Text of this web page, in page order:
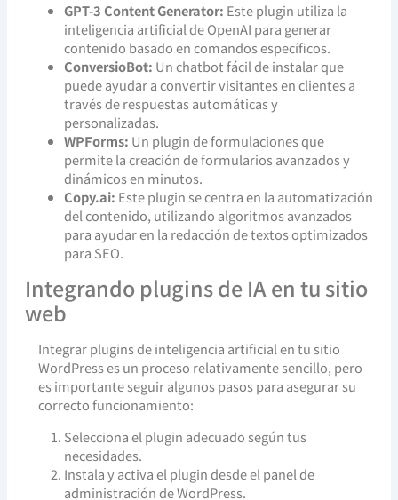
GPT-3 Content Generator: Este plugin utiliza la
inteligencia artificial de OpenAI para generar
contenido basado en comandos específicos.
ConversioBot: Un chatbot fácil de instalar que
puede ayudar a convertir visitantes en clientes a
través de respuestas automáticas y
personalizadas.
WPForms: Un plugin de formulaciones que
permite la creación de formularios avanzados y
dinámicos en minutos.
Copy.ai: Este plugin se centra en la automatización
del contenido, utilizando algoritmos avanzados
para ayudar en la redacción de textos optimizados
para SEO.
Integrando plugins de IA en tu sitio
web
Integrar plugins de inteligencia artificial en tu sitio
WordPress es un proceso relativamente sencillo, pero
es importante seguir algunos pasos para asegurar su
correcto funcionamiento:
Selecciona el plugin adecuado según tus
necesidades.
Instala y activa el plugin desde el panel de
administración de WordPress.